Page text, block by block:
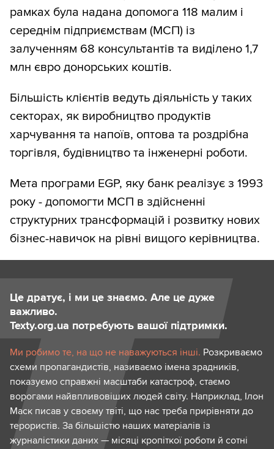
рамках була надана допомога 118 малим і
середнім підприємствам (МСП) із
залученням 68 консультантів та виділено 1,7
млн євро донорських коштів.
Більшість клієнтів ведуть діяльність у таких
секторах, як виробництво продуктів
харчування та напоїв, оптова та роздрібна
торгівля, будівництво та інженерні роботи.
Мета програми EGP, яку банк реалізує з 1993
року - допомогти МСП в здійсненні
структурних трансформацій і розвитку нових
бізнес-навичок на рівні вищого керівництва.
Це дратує, і ми це знаємо. Але це дуже
важливо.
Texty.org.ua потребують вашої підтримки.
Ми робимо те, на що не наважуються інші. Розкриваємо
схеми пропагандистів, називаємо імена зрадників,
показуємо справжні масштаби катастроф, стаємо
ворогами найвпливовіших людей світу. Наприклад, Ілон
Маск писав у своєму твіті, що нас треба прирівняти до
терористів. За більшістю наших матеріалів із
журналістики даних — місяці кропіткої роботи й сотні